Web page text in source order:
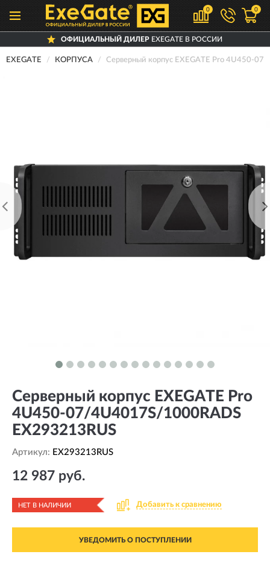
0 0
ОФИЦИАЛЬНЫЙ ДИЛЕРEXEGATE В РОССИИ
EXEGATE КОРПУСА Серверный корпус EXEGATE Pro 4U450-
Серверный корпус EXEGATE Pro
4U450-07/4U4017S/1000RADS
EX293213RUS
Артикул: EX293213RUS
12 987 руб.
НЕТ В НАЛИЧИИ Добавить к сравнению
УВЕДОМИТЬ О ПОСТУПЛЕНИИ